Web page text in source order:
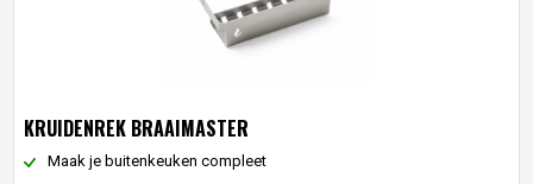
KRUIDENREK BRAAIMASTER
Maak je buitenkeuken compleet